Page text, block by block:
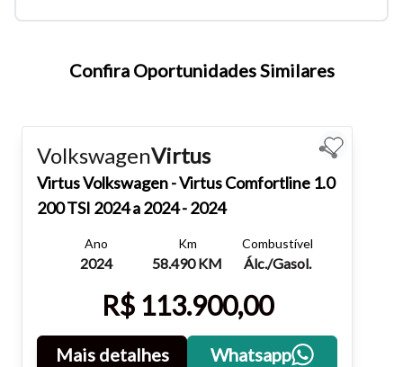
atalhos Ctrl+ (para aumentar) e Ctrl- (para diminuir) no seu
Confira Oportunidades Similares
VolkswagenVirtus
VirtusVolkswagen - Virtus Comfortline 1.0
200 TSI 2024 a 2024 - 2024
Ano
2024
Km
58.490 KM
Combustível
Álc./Gasol.
R$ 113.900,00
Mais detalhes Whatsapp